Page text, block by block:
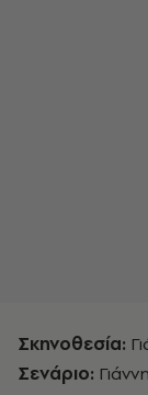
Σκηνοθεσία:
Σενάριο: